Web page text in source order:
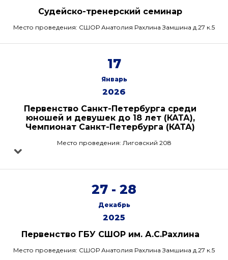
Судейско-тренерский семинар
Место проведения: СШОР Анатолия Рахлина Замшина д.27 к.5
17
Январь
2026
Первенство Санкт-Петербурга среди
юношей и девушек до 18 лет (КАТА),
Чемпионат Санкт-Петербурга (КАТА)
Место проведения: Лиговский 208
27 - 28
Декабрь
2025
Первенство ГБУ СШОР им. А.С.Рахлина
Место проведения: СШОР Анатолия Рахлина Замшина д.27 к.5